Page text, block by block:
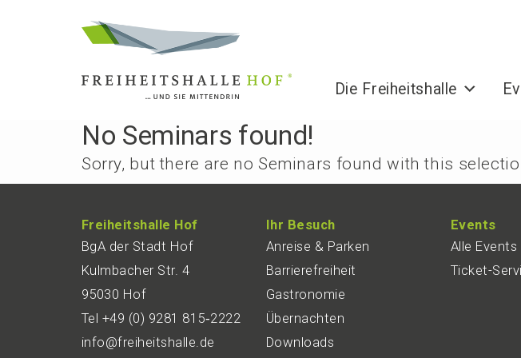
Die Freiheitshalle
No Seminars found!
Sorry, but there are no Seminars found with this
Freiheits­hal­le Hof
BgA der Stadt Hof
Kulmba­cher Str. 4
95030 Hof
Tel +49 (0) 9281 815‑2222
info@freiheitshalle.de
Ihr Besuch
Anrei­se & Parken
Barrie­re­frei­heit
Gastro­no­mie
Übernach­ten
Downloads
Events
Alle Events
Ticket-